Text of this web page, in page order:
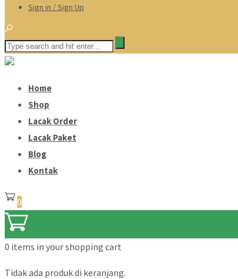
Sign in / Sign Up
Home
Shop
Lacak Order
Lacak Paket
Blog
Kontak
0
0 items in your shopping cart
Tidak ada produk di keranjang.